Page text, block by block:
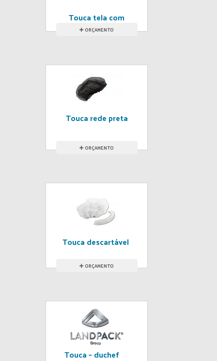
Touca tela com
elástico
ORÇAMENTO
Touca rede preta
ORÇAMENTO
Touca descartável
ORÇAMENTO
Touca – duchef